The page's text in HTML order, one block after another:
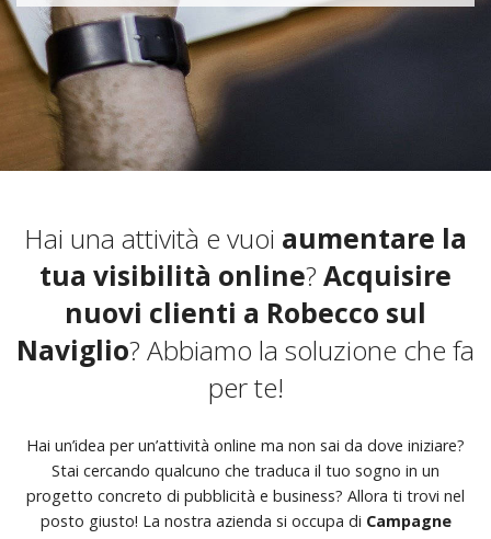
Hai una attività e vuoi aumentare la
tua visibilità online? Acquisire
nuovi clienti a Robecco sul
Naviglio? Abbiamo la soluzione che fa
per te!
Hai un’idea per un’attività online ma non sai da dove iniziare?
Stai cercando qualcuno che traduca il tuo sogno in un
progetto concreto di pubblicità e business? Allora ti trovi nel
posto giusto! La nostra azienda si occupa di Campagne